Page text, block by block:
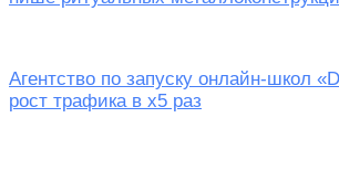
Агентство по запуску онлайн-школ
рост трафика в х5 раз